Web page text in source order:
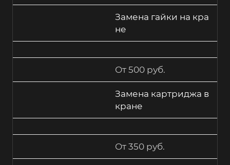
Замена гайки на кра
не
От 500 руб.
Замена картриджа в
кране
От 350 руб.